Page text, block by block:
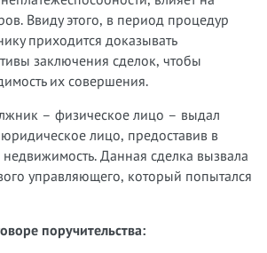
Ввиду этого, в период процедур
приходится доказывать
заключения сделок, чтобы
их совершения.
– физическое лицо – выдал
юридическое лицо, предоставив в
Данная сделка вызвала
управляющего, который попытался
поручительства: